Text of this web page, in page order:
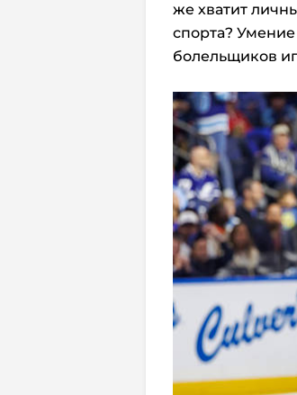
же хватит
спорта?
болельщиков